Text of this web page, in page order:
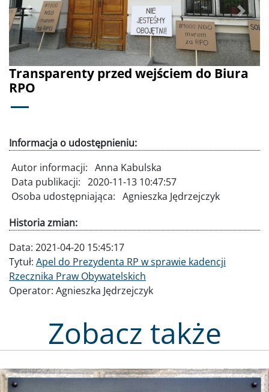
Transparenty przed wejściem do Biura
RPO
Poprzednie Dalej
Informacja o udostępnieniu:
Autor informacji: Anna Kabulska
Data publikacji: 2020-11-13 10:47:57
Osoba udostępniająca: Agnieszka Jędrzejczyk
Historia zmian:
Data: 2021-04-20 15:45:17
Tytuł: Apel do Prezydenta RP w sprawie kadencji
Rzecznika Praw Obywatelskich
Operator: Agnieszka Jędrzejczyk
Zobacz także
Obraz